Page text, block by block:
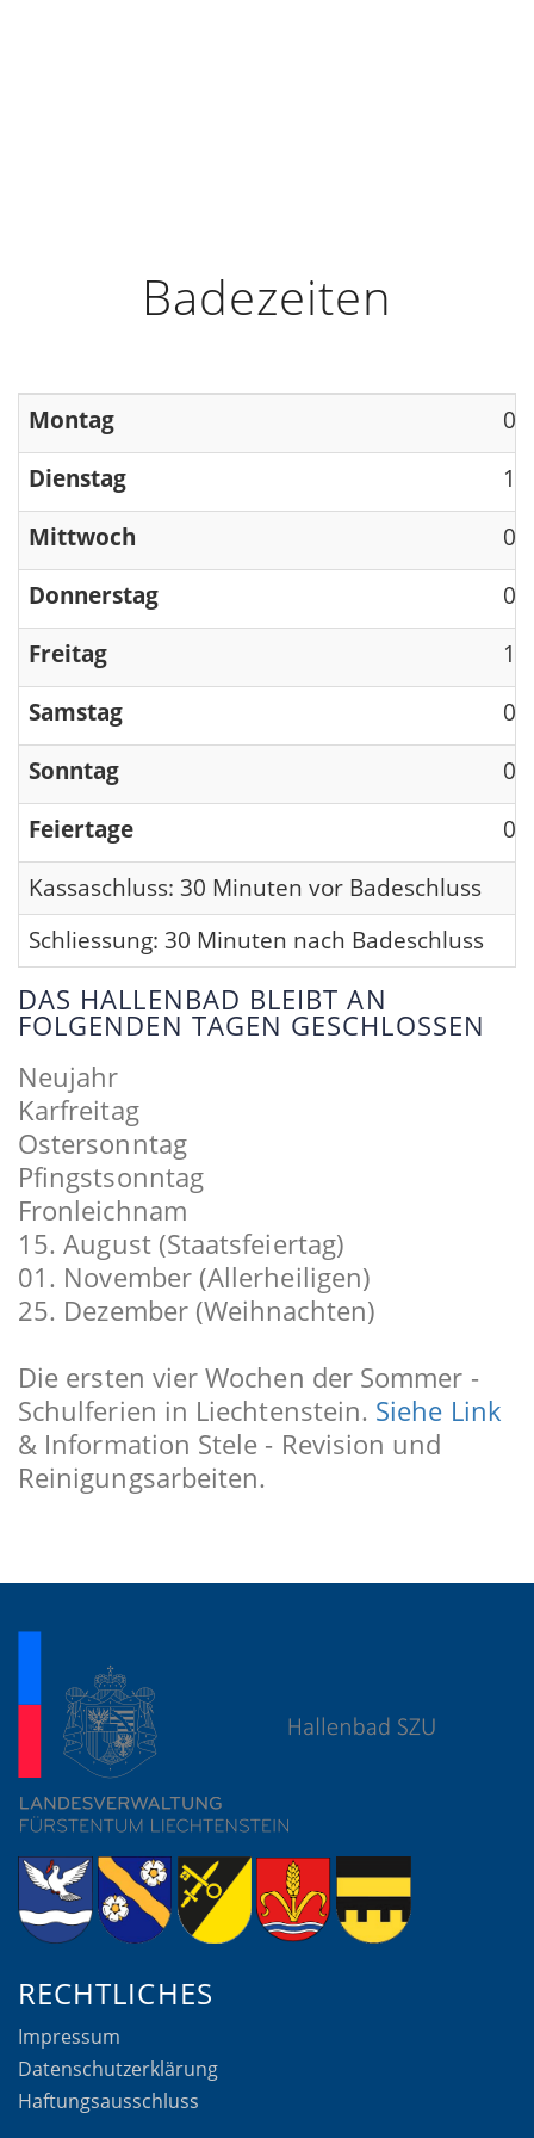
Badezeiten
Montag
Dienstag
Mittwoch
Donnerstag
Freitag
Samstag
Sonntag
Feiertage
Kassaschluss: 30 Minuten vor Badeschluss
Schliessung: 30 Minuten nach Badeschluss
DAS HALLENBAD BLEIBT AN
FOLGENDEN TAGEN GESCHLOSSEN
Neujahr
Karfreitag
Ostersonntag
Pfingstsonntag
Fronleichnam
15. August (Staatsfeiertag)
01. November (Allerheiligen)
25. Dezember (Weihnachten)
Die ersten vier Wochen der Sommer -
Schulferien in Liechtenstein. Siehe Link
& Information Stele - Revision und
Reinigungsarbeiten.
RECHTLICHES
Impressum
Datenschutzerklärung
Haftungsausschluss